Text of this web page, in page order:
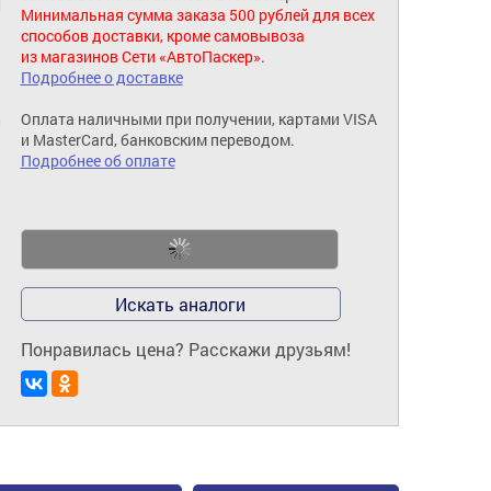
Минимальная сумма заказа 500 рублей для всех
способов доставки, кроме самовывоза
из магазинов Сети «АвтоПаскер».
Подробнее о доставке
Оплата наличными при получении, картами VISA
и MasterCard, банковским переводом.
Подробнее об оплате
Искать аналоги
Понравилась цена? Расскажи друзьям!